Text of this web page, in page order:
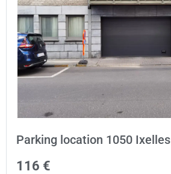
Parking location 1050 Ixelles
116 €